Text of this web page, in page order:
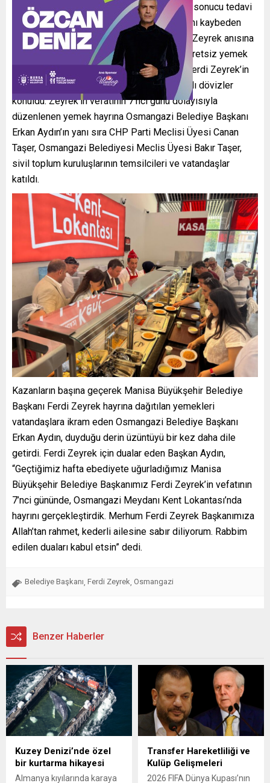
Osmangazi Belediyesi, geçirdiği elim kaza sonucu tedavi
gördüğü hastanede geçtiğimiz hafta hayatını kaybeden
Manisa Büyükşehir Belediye Başkanı Ferdi Zeyrek anısına
Osmangazi Meydanı Kent Lokantası’nda ücretsiz yemek
ikramında bulundu. İkramın yapıldığı alana Ferdi Zeyrek’in
fotoğrafının yer aldığı ‘Unutmayacağız’ yazılı dövizler
konuldu. Zeyrek’in vefatının 7’nci günü dolayısıyla
düzenlenen yemek hayrına Osmangazi Belediye Başkanı
Erkan Aydın’ın yanı sıra CHP Parti Meclisi Üyesi Canan
Taşer, Osmangazi Belediyesi Meclis Üyesi Bakır Taşer,
sivil toplum kuruluşlarının temsilcileri ve vatandaşlar
katıldı.
Kazanların başına geçerek Manisa Büyükşehir Belediye
Başkanı Ferdi Zeyrek hayrına dağıtılan yemekleri
vatandaşlara ikram eden Osmangazi Belediye Başkanı
Erkan Aydın, duyduğu derin üzüntüyü bir kez daha dile
getirdi. Ferdi Zeyrek için dualar eden Başkan Aydın,
“Geçtiğimiz hafta ebediyete uğurladığımız Manisa
Büyükşehir Belediye Başkanımız Ferdi Zeyrek’in vefatının
7’nci gününde, Osmangazi Meydanı Kent Lokantası’nda
hayrını gerçekleştirdik. Merhum Ferdi Zeyrek Başkanımıza
Allah’tan rahmet, kederli ailesine sabır diliyorum. Rabbim
edilen duaları kabul etsin” dedi.
Belediye Başkanı, Ferdi Zeyrek, Osmangazi
Benzer Haberler
Kuzey Denizi’nde özel
bir kurtarma hikayesi
Almanya kıyılarında karaya
Transfer Hareketliliği ve
Kulüp Gelişmeleri
2026 FIFA Dünya Kupası’nın